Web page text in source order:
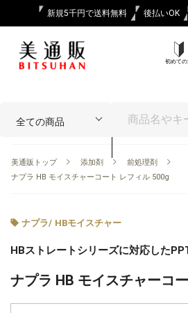
新規5千円で送料無料 後払いOK
初めての
美通販トップ 添加剤
前処理剤
ナプラ HB モイスチャーコート レフィル 500g
ナプラ/ HBモイスチャー
HBストレートシリーズに対応した
ナプラ HB モイスチャーコ